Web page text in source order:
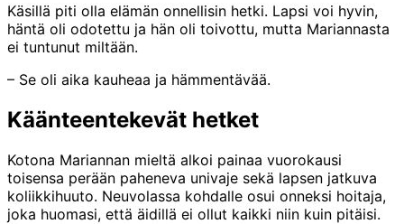
Käsillä piti olla elämän onnellisin hetki. Lapsi voi hyvin,
häntä oli odotettu ja hän oli toivottu, mutta Mariannasta
ei tuntunut miltään.
– Se oli aika kauheaa ja hämmentävää.
Käänteentekevät hetket
Kotona Mariannan mieltä alkoi painaa vuorokausi
toisensa perään paheneva univaje sekä lapsen jatkuva
koliikkihuuto. Neuvolassa kohdalle osui onneksi hoitaja,
joka huomasi, että äidillä ei ollut kaikki niin kuin pitäisi.